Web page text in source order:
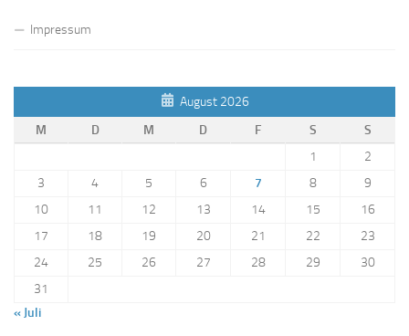
Impressum
August 2026
M
D M D F S
S
1
2
3
4 5 6 7 8
9
10
11 12 13 14 15
16
17
18 19 20 21 22
23
24
25 26 27 28 29
30
31
« Juli